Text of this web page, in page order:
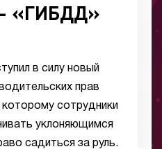
«ГИБДД»
в силу новый
прав
которому сотрудники
уклоняющимся
садиться за руль.